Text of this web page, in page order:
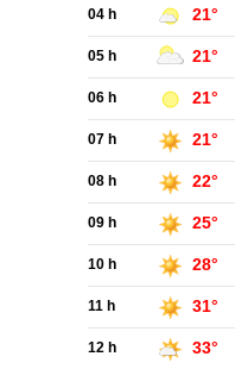
04 h 21°
05 h 21°
06 h 21°
07 h 21°
08 h 22°
09 h 25°
10 h 28°
11 h 31°
12 h 33°